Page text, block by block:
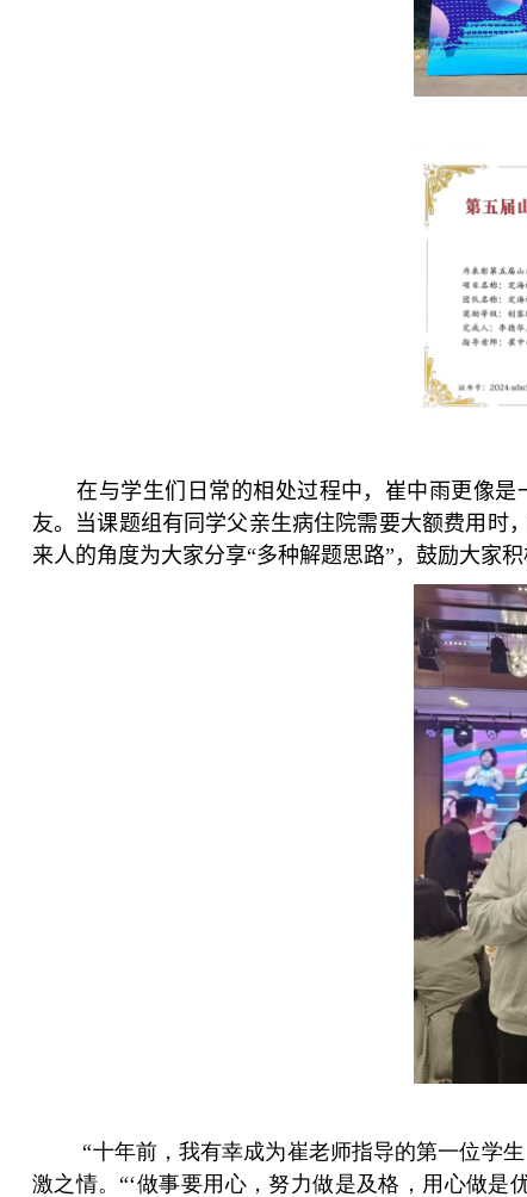
在与学生们日常的相处过程中， 崔中雨更像是
友。当课题组有同学父亲生病住院需要大额费用时
来人的角度为大家分享“多种解题思路”，鼓励大家积
“十年前，我有幸成为崔老师指导的第一位学
激之情。“‘做事要用心，努力做是及格，用心做